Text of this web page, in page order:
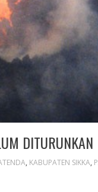
DITURUNKAN
, KABUPATEN SIKKA,